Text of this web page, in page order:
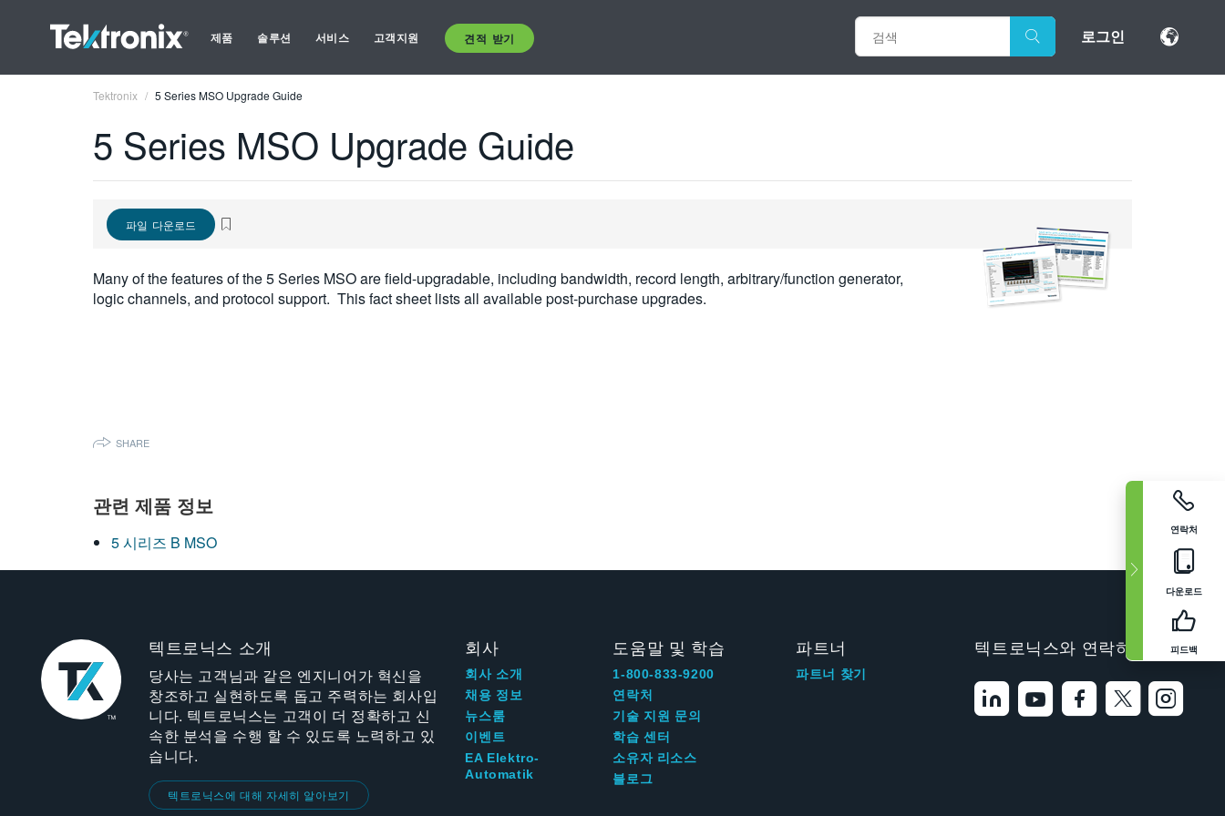
제품 솔루션 서비스 고객지원 견적 받기 로그인
연락처
다운로드
피드백
Tektronix 5 Series MSO Upgrade Guide
5 Series MSO Upgrade Guide
파일 다운로드
Many of the features of the 5 Series MSO are field-upgradable, including bandwidth, record length, arbitrary/function generator,
logic channels, and protocol support. This fact sheet lists all available post-purchase upgrades.
SHARE
관련 제품 정보
5 시리즈 B MSO
텍트로닉스 소개
당사는 고객님과 같은 엔지니어가 혁신을
창조하고 실현하도록 돕고 주력하는 회사입
니다. 텍트로닉스는 고객이 더 정확하고 신
속한 분석을 수행 할 수 있도록 노력하고 있
습니다.
텍트로닉스에 대해 자세히 알아보기
회사
회사 소개
채용 정보
뉴스룸
이벤트
EA Elektro-
Automatik
도움말 및 학습
1-800-833-9200
연락처
기술 지원 문의
학습 센터
소유자 리소스
블로그
파트너
파트너 찾기
텍트로닉스와 연락하기